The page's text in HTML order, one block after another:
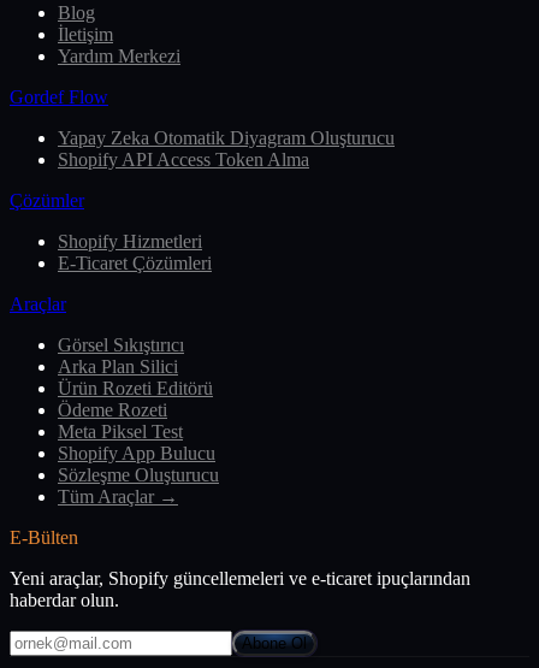
Blog
İletişim
Yardım Merkezi
Gordef Flow
Yapay Zeka Otomatik Diyagram Oluşturucu
Shopify API Access Token Alma
Çözümler
Shopify Hizmetleri
E-Ticaret Çözümleri
Araçlar
Görsel Sıkıştırıcı
Arka Plan Silici
Ürün Rozeti Editörü
Ödeme Rozeti
Meta Piksel Test
Shopify App Bulucu
Sözleşme Oluşturucu
Tüm Araçlar →
E-Bülten
Yeni araçlar, Shopify güncellemeleri ve e-ticaret ipuçlarından
haberdar olun.
Abone Ol